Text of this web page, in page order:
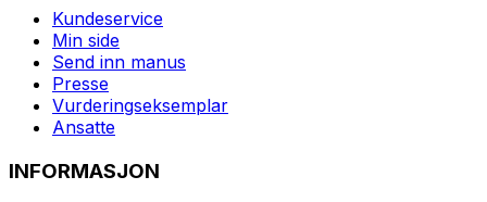
Kundeservice
Min side
Send inn manus
Presse
Vurderingseksemplar
Ansatte
INFORMASJON